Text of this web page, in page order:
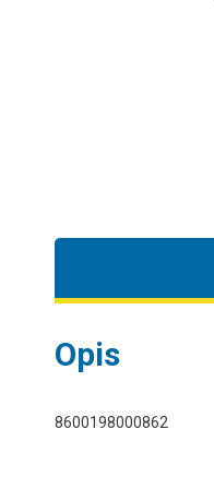
Opis
8600198000862